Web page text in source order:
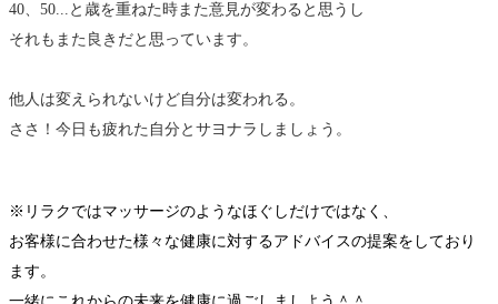
40、50...と歳を重ねた時また意見が変わると思うし
それもまた良きだと思っています。
他人は変えられないけど自分は変われる。
ささ！今日も疲れた自分とサヨナラしましょう。
※リラクではマッサージのようなほぐしだけではなく、
お客様に合わせた様々な健康に対するアドバイスの提案をしており
ます。